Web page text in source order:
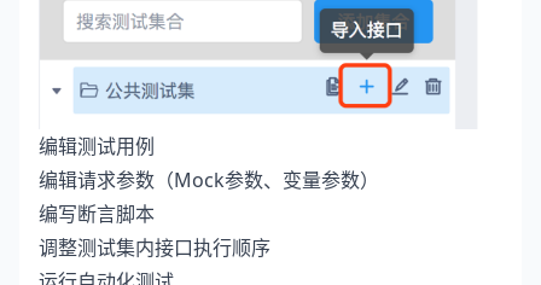
编辑测试用例
编辑请求参数（Mock参数、变量参数）
编写断言脚本
调整测试集内接口执行顺序